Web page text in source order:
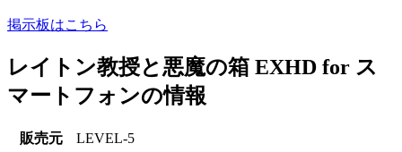
掲示板はこちら
レイトン教授と悪魔の箱 EXHD for ス
マートフォンの情報
販売元
LEVEL-5